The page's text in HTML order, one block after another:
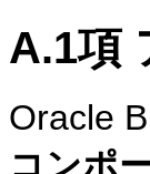
A.1項
Oracle
コンポ